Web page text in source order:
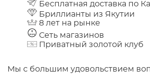
Бесплатная доставка по
Бриллианты из Якутии
8 лет на рынке
Сеть магазинов
Приватный золотой клуб
Мы с большим удовольствием